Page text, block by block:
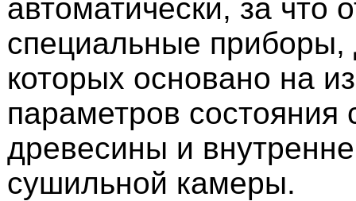
автоматически, за что
специальные приборы,
которых основано на
параметров состояния
древесины и
сушильной камеры.